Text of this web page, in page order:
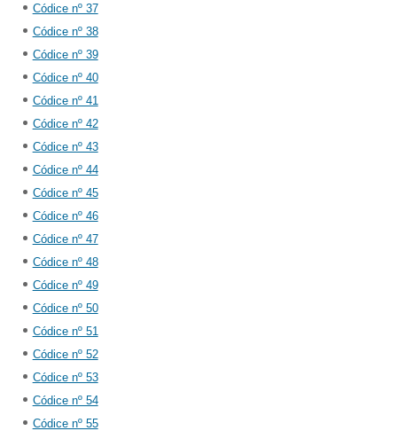
Códice nº 37
Códice nº 38
Códice nº 39
Códice nº 40
Códice nº 41
Códice nº 42
Códice nº 43
Códice nº 44
Códice nº 45
Códice nº 46
Códice nº 47
Códice nº 48
Códice nº 49
Códice nº 50
Códice nº 51
Códice nº 52
Códice nº 53
Códice nº 54
Códice nº 55